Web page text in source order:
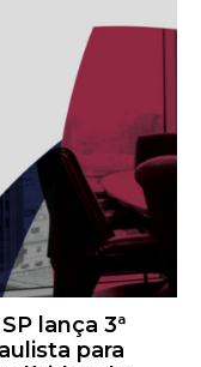
lança 3ª
para